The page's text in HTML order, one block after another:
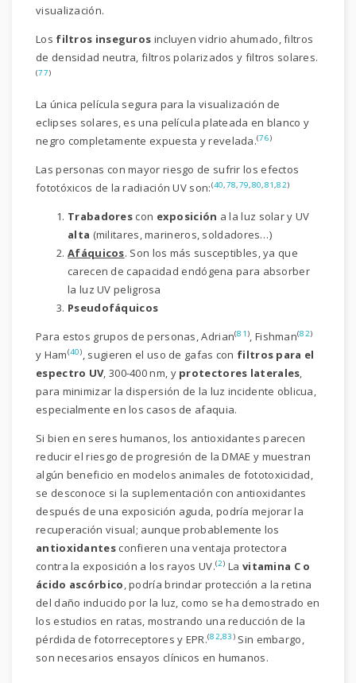
visualización.
Los filtros inseguros incluyen vidrio ahumado, filtros
de densidad neutra, filtros polarizados y filtros solares.
(77)
La única película segura para la visualización de
eclipses solares, es una película plateada en blanco y
negro completamente expuesta y revelada.(76)
Las personas con mayor riesgo de sufrir los efectos
fototóxicos de la radiación UV son:(40,78,79,80,81,82)
Trabadores con exposición a la luz solar y UV
alta (militares, marineros, soldadores…)
Afáquicos. Son los más susceptibles, ya que
carecen de capacidad endógena para absorber
la luz UV peligrosa
Pseudofáquicos
Para estos grupos de personas, Adrian(81 ), Fishman(82)
y Ham(40), sugieren el uso de gafas con filtros para el
espectro UV, 300-400 nm, y protectores laterales,
para minimizar la dispersión de la luz incidente oblicua,
especialmente en los casos de afaquia.
Si bien en seres humanos, los antioxidantes parecen
reducir el riesgo de progresión de la DMAE y muestran
algún beneficio en modelos animales de fototoxicidad,
se desconoce si la suplementación con antioxidantes
después de una exposición aguda, podría mejorar la
recuperación visual; aunque probablemente los
antioxidantesconfieren una ventaja protectora
contra la exposición a los rayos UV.(2) La vitamina C o
ácido ascórbico, podría brindar protección a la retina
del daño inducido por la luz, como se ha demostrado en
los estudios en ratas, mostrando una reducción de la
pérdida de fotorreceptores y EPR.(82,83 ) Sin embargo,
son necesarios ensayos clínicos en humanos.